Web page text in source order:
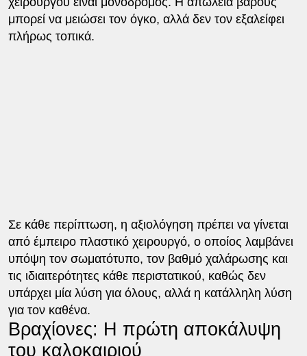
μπορεί να μειώσει τον όγκο, αλλά δεν τον εξαλείφει
πλήρως τοπικά.
Σε κάθε περίπτωση, η αξιολόγηση πρέπει να γίνεται
από έμπειρο πλαστικό χειρουργό, ο οποίος λαμβάνει
υπόψη τον σωματότυπο, τον βαθμό χαλάρωσης και
τις ιδιαιτερότητες κάθε περιστατικού, καθώς δεν
υπάρχει μία λύση για όλους, αλλά η κατάλληλη λύση
για τον καθένα.
Βραχίονες: Η πρώτη αποκάλυψη
του καλοκαιριού